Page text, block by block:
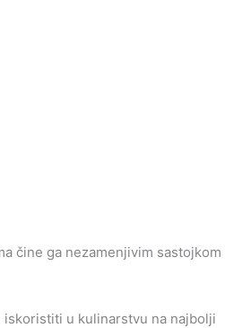
čine ga nezamenjivim sastojkom
u kulinarstvu na najbolji